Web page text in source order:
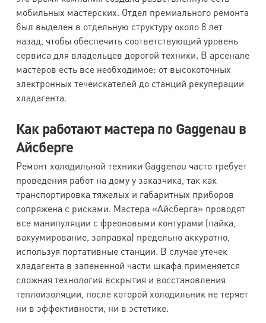
мобильных мастерских. Отдел премиального ремонта
был выделен в отдельную структуру около 8 лет
назад, чтобы обеспечить соответствующий уровень
сервиса для владельцев дорогой техники. В арсенале
мастеров есть все необходимое: от высокоточных
электронных течеискателей до станций рекуперации
хладагента.
Как работают мастера по Gaggenau в
Айсберге
Ремонт холодильной техники Gaggenau часто требует
проведения работ на дому у заказчика, так как
транспортировка тяжелых и габаритных приборов
сопряжена с рисками. Мастера «Айсберга» проводят
все манипуляции с фреоновыми контурами (пайка,
вакуумирование, заправка) предельно аккуратно,
используя портативные станции. В случае утечек
хладагента в запененной части шкафа применяется
сложная технология вскрытия и восстановления
теплоизоляции, после которой холодильник не теряет
ни в эффективности, ни в эстетике.